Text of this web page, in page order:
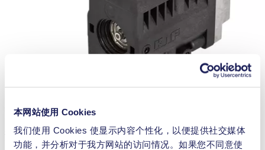
本网站使用 Cookies
我们使用 Cookies 使显示内容个性化，以便提供社交媒体
功能，并分析对于我方网站的访问情况。如果您不同意使
列的压力泵和真空泵将配备技术先进的新型 DC-BI 电机。
数字化定制实现最大限度对泵的控制